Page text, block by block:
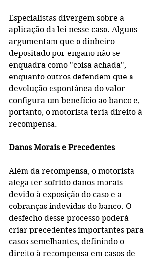
Especialistas divergem sobre a
aplicação da lei nesse caso. Alguns
argumentam que o dinheiro
depositado por engano não se
enquadra como "coisa achada",
enquanto outros defendem que a
devolução espontânea do valor
configura um benefício ao banco e,
portanto, o motorista teria direito à
recompensa.
Danos Morais e Precedentes
Além da recompensa, o motorista
alega ter sofrido danos morais
devido à exposição do caso e a
cobranças indevidas do banco. O
desfecho desse processo poderá
criar precedentes importantes para
casos semelhantes, definindo o
direito à recompensa em casos de